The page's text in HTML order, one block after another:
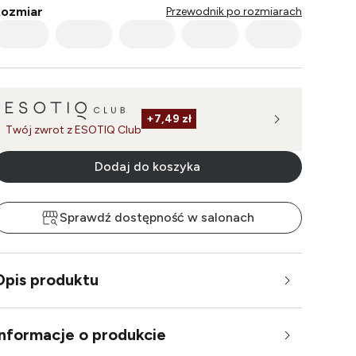
Przewodnik po rozmiarach
Twój zwrot z ESOTIQ Club
+7,49 zł
Dodaj do koszyka
Sprawdź dostępność w salonach
produktu
o produkcie